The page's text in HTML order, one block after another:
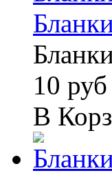
10 руб
В